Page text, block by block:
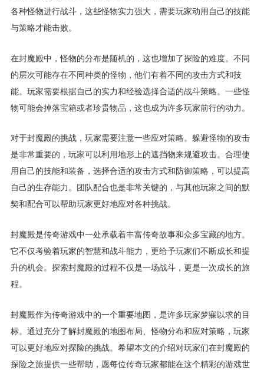
各种怪物进行战斗，这些怪物实力强大，需要玩家动用自己的技能
与策略才能击败。
在封魔殿中，怪物的分布是随机的，这也增加了探险的难度。不同
的层次可能存在不同种类的怪物，他们有着不同的攻击方式和技
能。玩家需要根据自己的实力和经验选择合适的战斗策略。一些怪
物可能会掉落宝箱或者珍贵物品，这也成为许多玩家前行的动力。
对于封魔殿的挑战，玩家需要注意一些应对策略。躲避怪物的攻击
是非常重要的，玩家可以利用地形上的遮挡物来规避攻击。合理使
用自己的技能和装备，选择合适的攻击方式和防御策略，可以提高
自己的生存能力。团队配合也是非常关键的，与其他玩家之间的默
契和配合可以帮助玩家更好地应对各种挑战。
封魔殿是传奇游戏中一处承载着丰富传奇故事和众多宝藏的地方。
它不仅考验着玩家的智慧和战斗能力，更给予玩家们不断成长和提
升的机会。探索封魔殿的过程不仅是一场战斗，更是一次成长的旅
程。
封魔殿作为传奇游戏中的一个重要地图，是许多玩家梦寐以求的目
标。通过充分了解封魔殿的地图布局、怪物分布和应对策略，玩家
可以更好地应对探险的挑战。希望本文的介绍对玩家们在封魔殿的
探险之旅提供一些帮助，愿每位传奇玩家都能在这个精彩的游戏世